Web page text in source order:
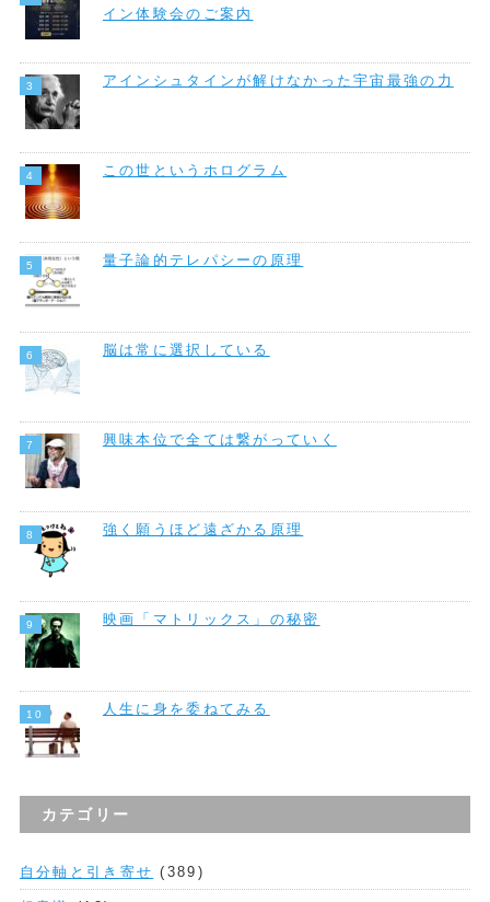
イン体験会のご案内
アインシュタインが解けなかった宇宙最強の力
この世というホログラム
量子論的テレパシーの原理
脳は常に選択している
興味本位で全ては繋がっていく
強く願うほど遠ざかる原理
映画「マトリックス」の秘密
人生に身を委ねてみる
カテゴリー
自分軸と引き寄せ (389)